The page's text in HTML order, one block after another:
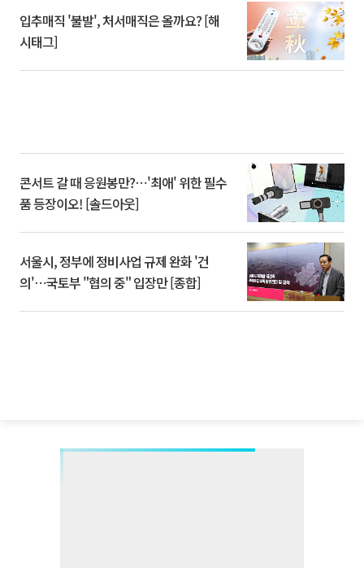
입추매직 '불발', 처서매직은 올까요? [해
시태그]
콘서트 갈 때 응원봉만?⋯'최애' 위한 필수
품 등장이오! [솔드아웃]
서울시, 정부에 정비사업 규제 완화 '건
의'⋯국토부 "협의 중" 입장만 [종합]